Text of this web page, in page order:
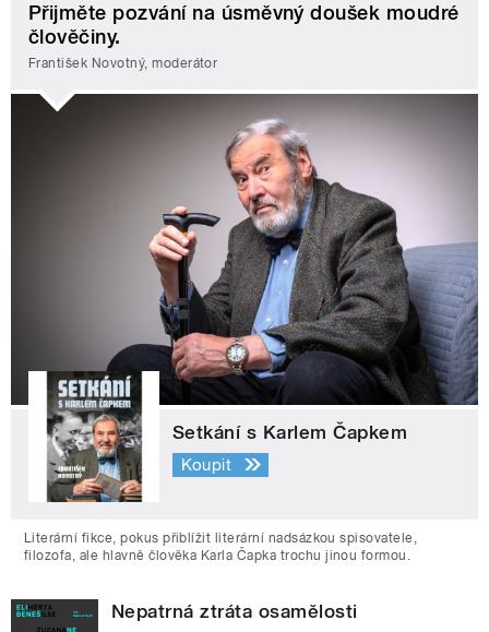
Přijměte pozvání na úsměvný doušek moudré
člověčiny.
František Novotný, moderátor
Setkání s Karlem Čapkem
Koupit
Literární fikce, pokus přiblížit literární nadsázkou spisovatele,
filozofa, ale hlavně člověka Karla Čapka trochu jinou formou.
Nepatrná ztráta osamělosti